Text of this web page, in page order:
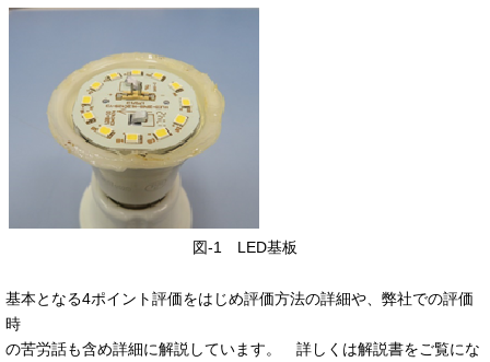
図-1 LED基板
基本となる4ポイント評価をはじめ評価方法の詳細や、弊社での評価
時
の苦労話も含め詳細に解説しています。 詳しくは解説書をご覧にな